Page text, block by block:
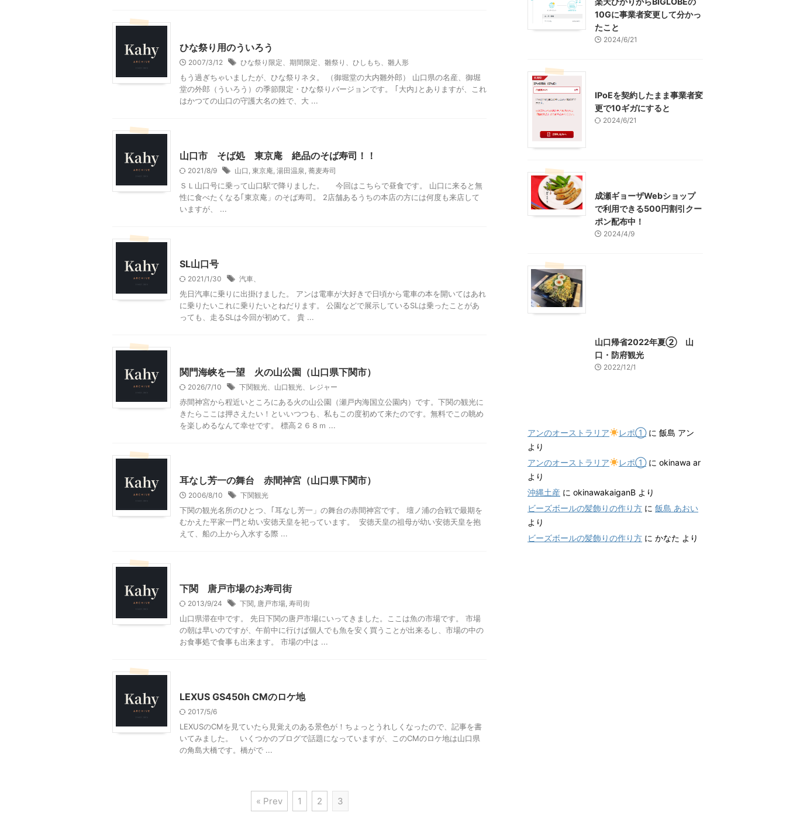
ひな祭り用のういろう
2007/3/12 ひな祭り限定、期間限定、雛祭り、ひしもち、雛人形
もう過ぎちゃいましたが、ひな祭りネタ。 （御堀堂の大内雛外郎） 山口県の名産、御堀
堂の外郎（ういろう）の季節限定・ひな祭りバージョンです。 ｢大内｣とありますが、これ
はかつての山口の守護大名の姓で、大 ...
山口市 そば処 東京庵 絶品のそば寿司！！
2021/8/9 山口 東京庵 湯田温泉 蕎麦寿司
ＳＬ山口号に乗って山口駅で降りました。 今回はこちらで昼食です。 山口に来ると無
性に食べたくなる｢東京庵」のそば寿司。 2店舗あるうちの本店の方には何度も来店して
いますが、 ...
SL山口号
2021/1/30 汽車、
先日汽車に乗りに出掛けました。 アンは電車が大好きで日頃から電車の本を開いてはあれ
に乗りたいこれに乗りたいとねだります。 公園などで展示しているSLは乗ったことがあ
っても、走るSLは今回が初めて。 貴 ...
関門海峡を一望 火の山公園（山口県下関市）
2026/7/10 下関観光、山口観光、レジャー
赤間神宮から程近いところにある火の山公園（瀬戸内海国立公園内）です。下関の観光に
きたらここは押さえたい！といいつつも、私もこの度初めて来たのです。無料でこの眺め
を楽しめるなんて幸せです。 標高２６８ｍ ...
耳なし芳一の舞台 赤間神宮（山口県下関市）
2006/8/10 下関観光
下関の観光名所のひとつ、｢耳なし芳一」の舞台の赤間神宮です。 壇ノ浦の合戦で最期を
むかえた平家一門と幼い安徳天皇を祀っています。 安徳天皇の祖母が幼い安徳天皇を抱
えて、船の上から入水する際 ...
下関 唐戸市場のお寿司街
2013/9/24 下関 唐戸市場 寿司街
山口県滞在中です。 先日下関の唐戸市場にいってきました。ここは魚の市場です。 市場
の朝は早いのですが、午前中に行けば個人でも魚を安く買うことが出来るし、市場の中の
お食事処で食事も出来ます。 市場の中は ...
LEXUS GS450h CMのロケ地
2017/5/6
LEXUSのCMを見ていたら見覚えのある景色が！ちょっとうれしくなったので、記事を書
いてみました。 いくつかのブログで話題になっていますが、このCMのロケ地は山口県
の角島大橋です。橋がで ...
« Prev 1 2 3
10Gに事業者変更して分かっ
たこと
2024/6/21
IPoEを契約したまま事業者変
更で10ギガにすると
2024/6/21
成瀬ギョーザWebショップ
で利用できる500円割引クー
ポン配布中！
2024/4/9
山口帰省2022年夏② 山
口・防府観光
2022/12/1
アンのオーストラリア レポ①に 飯島 アン
より
アンのオーストラリア
レポ①に okinawa ar
より
沖縄土産 に okinawakaiganB より
ビーズボールの髪飾りの作り方 に 飯島 あおい
より
ビーズボールの髪飾りの作り方 に かなた より